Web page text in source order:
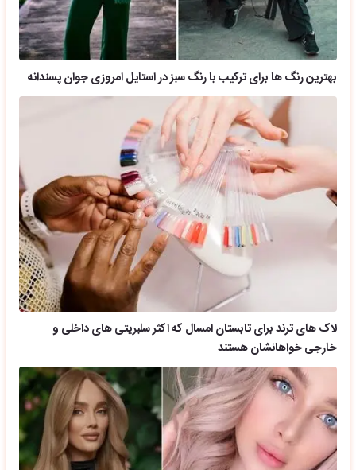
بهترین رنگ ها برای ترکیب با رنگ سبز در استایل امروزی جوان پسندانه
لاک های ترند برای تابستان امسال که اکثر سلبریتی های داخلی و
خارجی خواهانشان هستند